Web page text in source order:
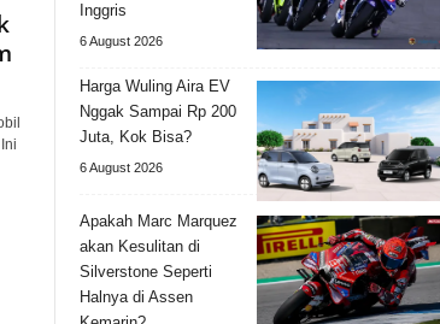
Inggris
6 August 2026
Harga Wuling Aira EV
Nggak Sampai Rp 200
Juta, Kok Bisa?
6 August 2026
Apakah Marc Marquez
akan Kesulitan di
Silverstone Seperti
Halnya di Assen